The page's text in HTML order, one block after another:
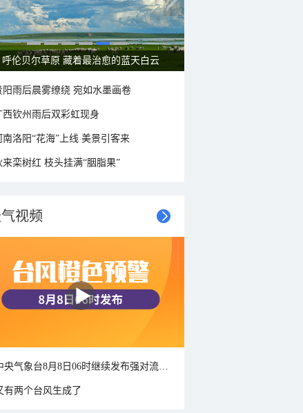
呼伦贝尔草原 藏着最治愈的蓝天白云
阳雨后晨雾缭绕 宛如水墨画卷
西钦州雨后双彩虹现身
南洛阳“花海”上线 美景引客来
来栾树红 枝头挂满“胭脂果”
视频
有两个台风生成了